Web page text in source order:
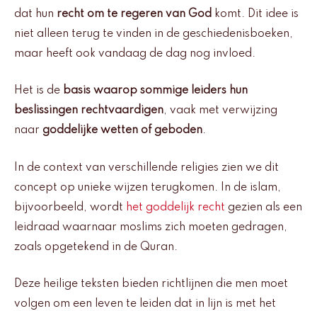
dat hun recht om te regeren van God komt. Dit idee is
niet alleen terug te vinden in de geschiedenisboeken,
maar heeft ook vandaag de dag nog invloed.
Het is de basis waarop sommige leiders hun
beslissingen rechtvaardigen, vaak met verwijzing
naar goddelijke wetten of geboden.
In de context van verschillende religies zien we dit
concept op unieke wijzen terugkomen. In de islam,
bijvoorbeeld, wordt het goddelijk recht gezien als een
leidraad waarnaar moslims zich moeten gedragen,
zoals opgetekend in de Quran.
Deze heilige teksten bieden richtlijnen die men moet
volgen om een leven te leiden dat in lijn is met het